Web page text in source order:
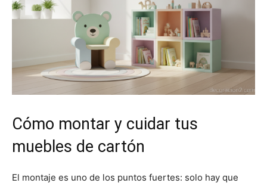
Cómo montar y cuidar tus
muebles de cartón
El montaje es uno de los puntos fuertes: solo hay que